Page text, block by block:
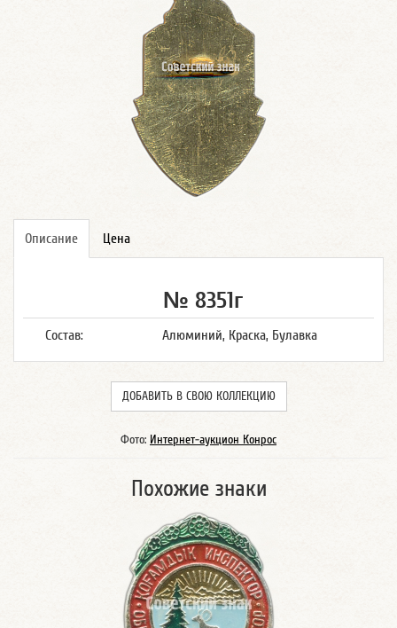
Описание Цена
№ 8351г
Состав: Алюминий, Краска, Булавка
ДОБАВИТЬ В СВОЮ КОЛЛЕКЦИЮ
Фото: Интернет-аукцион Конрос
Похожие знаки